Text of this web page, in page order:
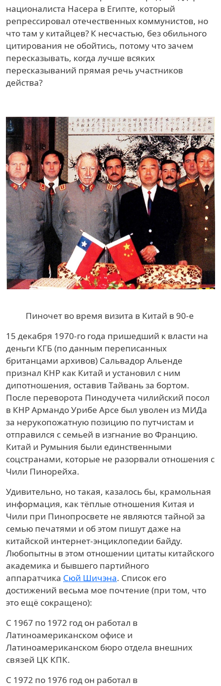
националиста Насера в Египте, который
репрессировал отечественных коммунистов, но
что там у китайцев? К несчастью, без обильного
цитирования не обойтись, потому что зачем
пересказывать, когда лучше всяких
пересказываний прямая речь участников
действа?
Пиночет во время визита в Китай в 90-е
15 декабря 1970-го года пришедший к власти на
деньги КГБ (по данным переписанных
британцами архивов) Сальвадор Альенде
признал КНР как Китай и установил с ним
дипотношения, оставив Тайвань за бортом.
После переворота Пинодучета чилийский посол
в КНР Армандо Урибе Арсе был уволен из МИДа
за нерукопожатную позицию по путчистам и
отправился с семьей в изгнание во Францию.
Китай и Румыния были единственными
соцстранами, которые не разорвали отношения с
Чили Пинорейха.
Удивительно, но такая, казалось бы, крамольная
информация, как тёплые отношения Китая и
Чили при Пинопросвете не являются тайной за
семью печатями и об этом пишут даже на
китайской интернет-энциклопедии байду.
Любопытны в этом отношении цитаты китайского
академика и бывшего партийного
аппаратчика Сюй Шичэна. Список его
достижений весьма мое почтение (при том, что
это ещё сокращено):
С 1967 по 1972 год он работал в
Латиноамериканском офисе и
Латиноамериканском бюро отдела внешних
связей ЦК КПК.
С 1972 по 1976 год он работал в